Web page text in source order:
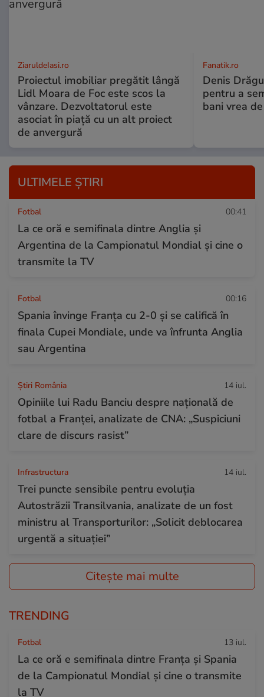
ZiaruldeIasi.ro
Proiectul imobiliar pregătit lângă
Lidl Moara de Foc este scos la
vânzare. Dezvoltatorul este
asociat în piață cu un alt proiect
de anvergură
Fanatik.ro
Denis
pentru a
bani vrea
ULTIMELE ȘTIRI
Fotbal 00:41
La ce oră e semifinala dintre Anglia și
Argentina de la Campionatul Mondial și cine o
transmite la TV
Fotbal 00:16
Spania învinge Franța cu 2-0 și se califică în
finala Cupei Mondiale, unde va înfrunta Anglia
sau Argentina
Știri România 14 iul.
Opiniile lui Radu Banciu despre națională de
fotbal a Franței, analizate de CNA: „Suspiciuni
clare de discurs rasist”
Infrastructura 14 iul.
Trei puncte sensibile pentru evoluția
Autostrăzii Transilvania, analizate de un fost
ministru al Transporturilor: „Solicit deblocarea
urgentă a situației”
Citește mai multe
TRENDING
Fotbal 13 iul.
La ce oră e semifinala dintre Franța și Spania
de la Campionatul Mondial și cine o transmite
la TV